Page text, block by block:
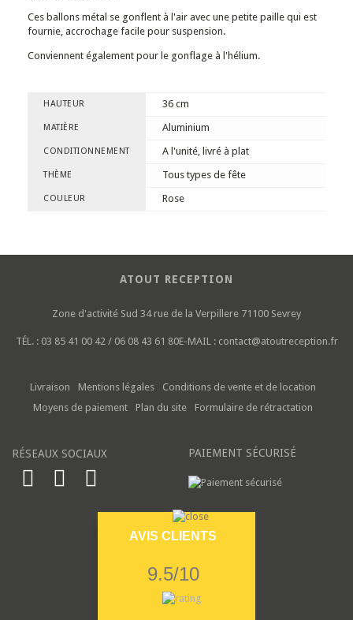
Ces ballons métal se gonflent à l'air avec une petite paille qui est
fournie, accrochage facile pour suspension.
Conviennent également pour le gonflage à l'hélium.
HAUTEUR 36 cm
MATIÈRE Aluminium
CONDITIONNEMENT A l'unité, livré à plat
THÈME Tous types de fête
COULEUR Rose
ATOUT RECEPTION
Zone d'activité Sud 34 rue de la Verpillere 71100 Sevrey
TÉL. : 03 85 41 00 42 / 06 08 43 61 80E-MAIL : contact@atoutreception.fr
Livraison Mentions légales
Conditions de vente et de location
Moyens de paiement
Plan du site Formulaire de rétractation
RÉSEAUX SOCIAUX PAIEMENT SÉCURISÉ
AVIS CLIENTS
9.5/10